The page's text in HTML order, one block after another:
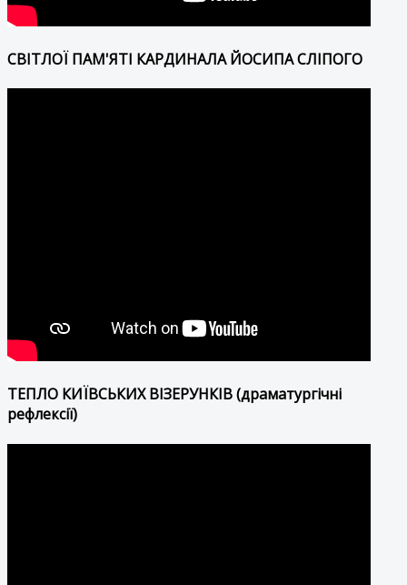
СВІТЛОЇ ПАМ'ЯТІ КАРДИНАЛА ЙОСИПА СЛІПОГО
ТЕПЛО КИЇВСЬКИХ ВІЗЕРУНКІВ (драматургічні
рефлексії)